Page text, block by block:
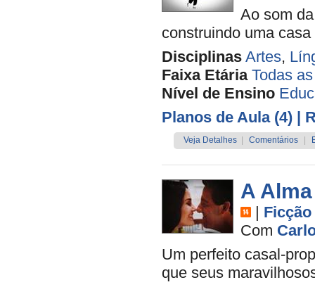
Ao som
construindo uma
Disciplinas Artes,
Faixa Etária Todas
Nível de Ensino
Planos de Aula (4) |
Veja Detalhes Comentários
A
| Ficção
Com
Um perfeito casal-
que seus